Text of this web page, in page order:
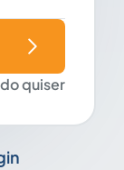
quiser